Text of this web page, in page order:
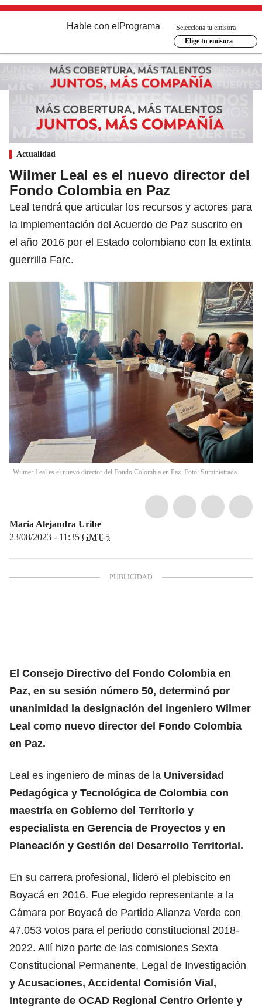
Hable con el Programa
Selecciona tu emisora
Elige tu emisora
Actualidad
Wilmer Leal es el nuevo director del
Fondo Colombia en Paz
Leal tendrá que articular los recursos y actores para
la implementación del Acuerdo de Paz suscrito en
el año 2016 por el Estado colombiano con la extinta
guerrilla Farc.
Wilmer Leal es el nuevo director del Fondo Colombia en Paz. Foto: Suministrada.
Maria Alejandra Uribe
23/08/2023 - 11:35 GMT-5
El Consejo Directivo del Fondo Colombia en
Paz, en su sesión número 50, determinó por
unanimidad la designación del ingeniero Wilmer
Leal como nuevo director del Fondo Colombia
en Paz.
Leal es ingeniero de minas de la Universidad
Pedagógica y Tecnológica de Colombia con
maestría en Gobierno del Territorio y
especialista en Gerencia de Proyectos y en
Planeación y Gestión del Desarrollo Territorial.
En su carrera profesional, lideró el plebiscito en
Boyacá en 2016. Fue elegido representante a la
Cámara por Boyacá de Partido Alianza Verde con
47.053 votos para el periodo constitucional 2018-
2022. Allí hizo parte de las comisiones Sexta
Constitucional Permanente, Legal de Investigación
y Acusaciones, Accidental Comisión Vial,
Integrante de OCAD Regional Centro Oriente y